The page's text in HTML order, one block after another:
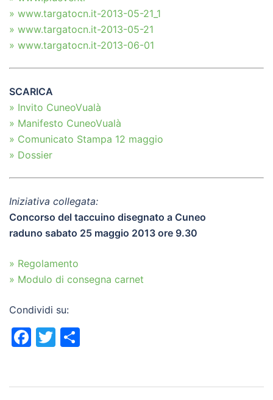
» www.targatocn.it-2013-05-21_1
» www.targatocn.it-2013-05-21
» www.targatocn.it-2013-06-01
SCARICA
» Invito CuneoVualà
» Manifesto CuneoVualà
» Comunicato Stampa 12 maggio
» Dossier
Iniziativa collegata:
Concorso del taccuino disegnato a Cuneo
raduno sabato 25 maggio 2013 ore 9.30
» Regolamento
» Modulo di consegna carnet
Condividi su:
Facebook
Twitter